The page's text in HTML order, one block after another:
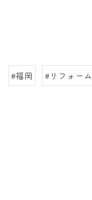
#福岡 #リフォーム